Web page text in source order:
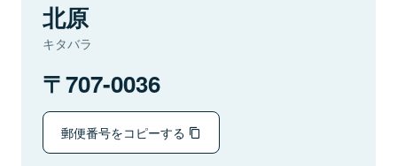
北原
キタバラ
707-0036
郵便番号をコピーする